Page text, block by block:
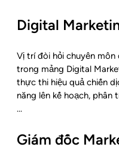
Digital
Vị trí đòi hỏi chuyên môn
trong mảng Digital
thực thi hiệu quả chiến
năng lên kế hoạch, phân
…
Giám đốc